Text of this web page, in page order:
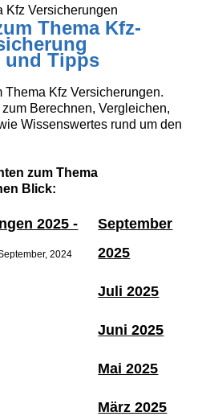
Kfz Versicherungen
Thema Kfz-
und Tipps
Thema Kfz Versicherungen.
Berechnen, Vergleichen,
Wissenswertes rund um den
zum Thema
Blick:
2025 -
2024
September
2025
Juli 2025
Juni 2025
Mai 2025
März 2025